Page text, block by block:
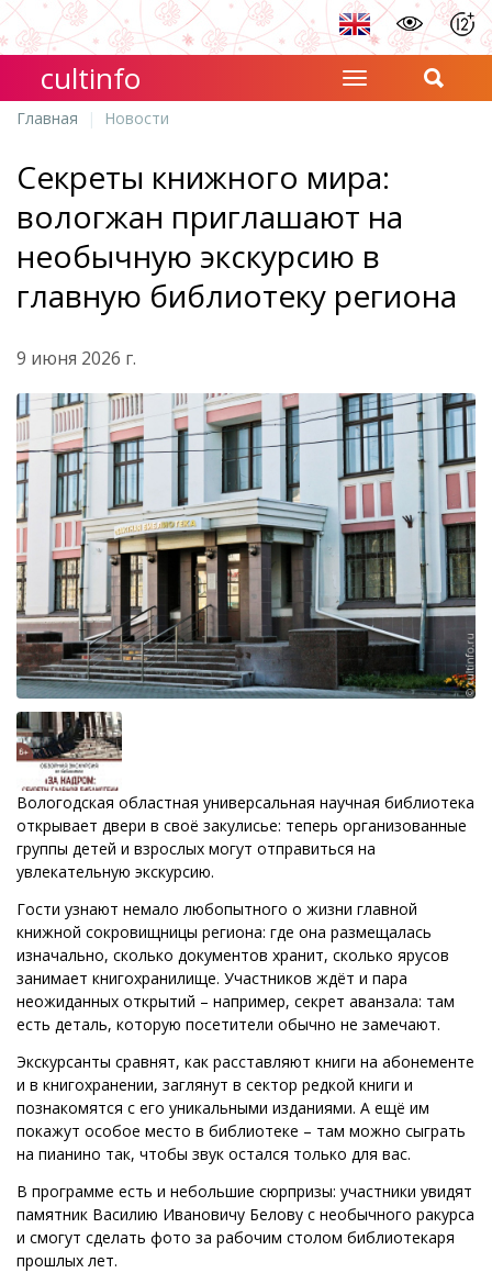
cultinfo
Главная Новости
Секреты книжного мира:
вологжан приглашают на
необычную экскурсию в
главную библиотеку региона
9 июня 2026 г.
Вологодская областная универсальная научная библиотека
открывает двери в своё закулисье: теперь организованные
группы детей и взрослых могут отправиться на
увлекательную экскурсию.
Гости узнают немало любопытного о жизни главной
книжной сокровищницы региона: где она размещалась
изначально, сколько документов хранит, сколько ярусов
занимает книгохранилище. Участников ждёт и пара
неожиданных открытий – например, секрет аванзала: там
есть деталь, которую посетители обычно не замечают.
Экскурсанты сравнят, как расставляют книги на абонементе
и в книгохранении, заглянут в сектор редкой книги и
познакомятся с его уникальными изданиями. А ещё им
покажут особое место в библиотеке – там можно сыграть
на пианино так, чтобы звук остался только для вас.
В программе есть и небольшие сюрпризы: участники увидят
памятник Василию Ивановичу Белову с необычного ракурса
и смогут сделать фото за рабочим столом библиотекаря
прошлых лет.